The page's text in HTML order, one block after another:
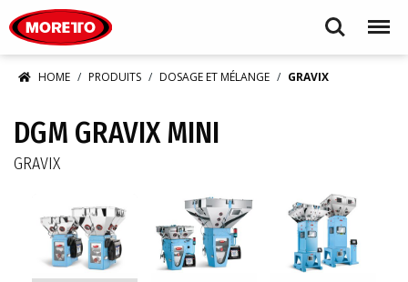
Search Menu
HOME PRODUITS DOSAGE ET MÉLANGE GRAVIX
DGM GRAVIX MINI
GRAVIX